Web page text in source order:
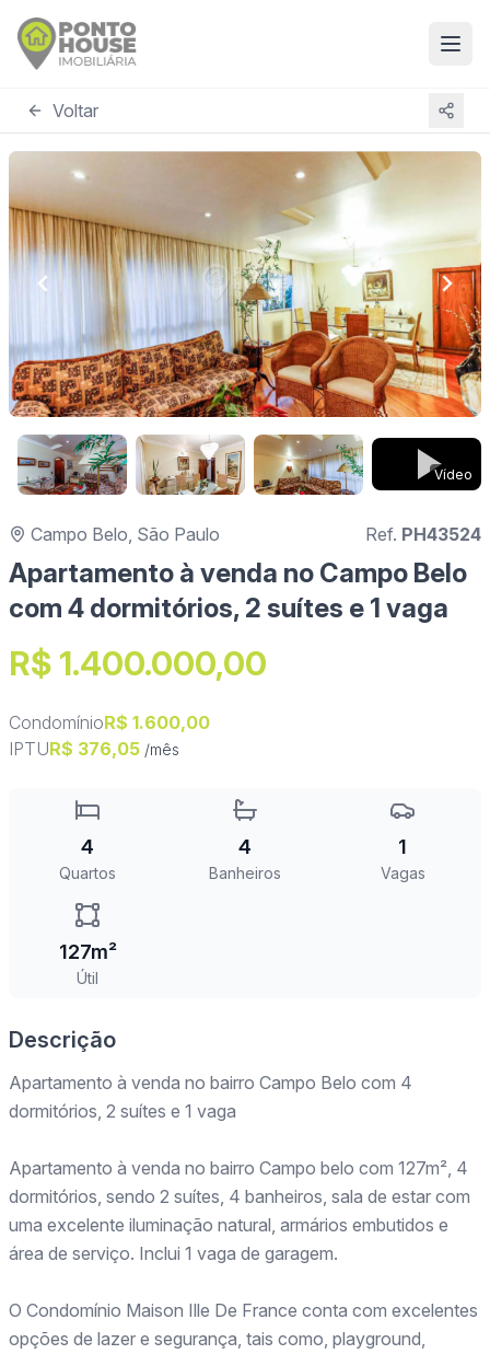
Voltar
Vídeo
Campo Belo, São Paulo Ref. PH43524
Apartamento à venda no Campo Belo
com 4 dormitórios, 2 suítes e 1 vaga
R$ 1.400.000,00
CondomínioR$ 1.600,00
IPTUR$ 376,05 /mês
4
Quartos
4
Banheiros
1
Vagas
127m²
Útil
Descrição
Apartamento à venda no bairro Campo Belo com 4
dormitórios, 2 suítes e 1 vaga
Apartamento à venda no bairro Campo belo com 127m², 4
dormitórios, sendo 2 suítes, 4 banheiros, sala de estar com
uma excelente iluminação natural, armários embutidos e
área de serviço. Inclui 1 vaga de garagem.
O Condomínio Maison Ille De France conta com excelentes
opções de lazer e segurança, tais como, playground,